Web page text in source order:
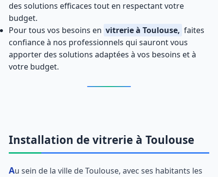
des solutions efficaces tout en respectant votre
budget.
Pour tous vos besoins en vitrerie à Toulouse, faites
confiance à nos professionnels qui sauront vous
apporter des solutions adaptées à vos besoins et à
votre budget.
Installation de vitrerie à Toulouse
Au sein de la ville de Toulouse, avec ses habitants les